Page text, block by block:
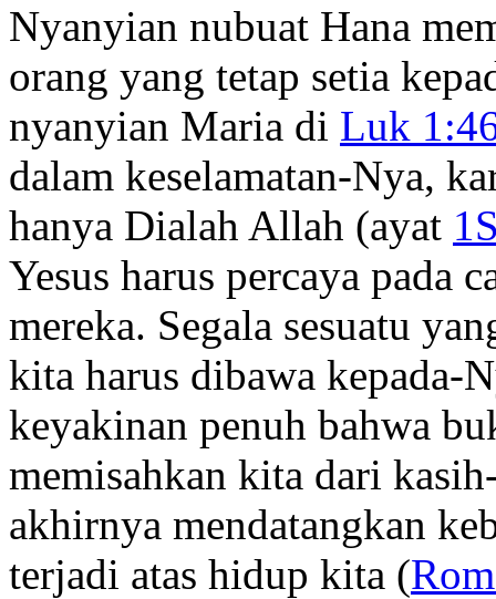
Nyanyian nubuat Hana
orang yang tetap setia
nyanyian Maria di Luk
dalam keselamatan-Nya,
hanya Dialah Allah (ayat
Yesus harus percaya pada
mereka. Segala sesuatu
kita harus dibawa kepada-
keyakinan penuh bahwa
memisahkan kita dari
akhirnya mendatangkan
terjadi atas hidup kita (